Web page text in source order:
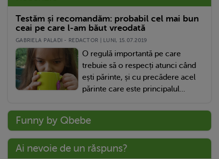
Testăm și recomandăm: probabil cel mai bun
ceai pe care l-am băut vreodată
GABRIELA PALADI - REDACTOR | LUNI, 15.07.2019
O regulă importantă pe care
trebuie să o respecți atunci când
ești părinte, și cu precădere acel
părinte care este principalul...
Funny by Qbebe
Ai nevoie de un răspuns?